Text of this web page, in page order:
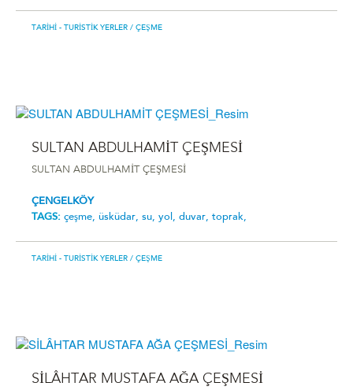
TARIHI - TURISTIK YERLER / ÇEŞME
SULTAN ABDULHAMİT ÇEŞMESİ
SULTAN ABDULHAMİT ÇEŞMESİ
ÇENGELKÖY
TAGS: çeşme, üsküdar, su, yol, duvar, toprak,
TARIHI - TURISTIK YERLER / ÇEŞME
SİLÂHTAR MUSTAFA AĞA ÇEŞMESİ